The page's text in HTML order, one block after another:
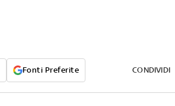
Fonti Preferite CONDIVIDI